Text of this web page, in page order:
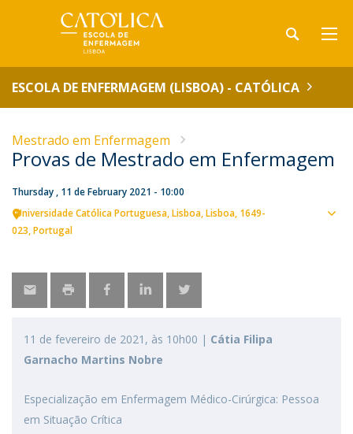
ESCOLA DE ENFERMAGEM (LISBOA) - CATÓLICA
Mestrado em Enfermagem
Provas de Mestrado em Enfermagem
Thursday , 11 de February 2021 - 10:00
Universidade Católica Portuguesa Lisboa Lisboa 1649-
023 Portugal
11 de fevereiro de 2021, às 10h00 | Cátia Filipa
Garnacho Martins Nobre
Especialização em Enfermagem Médico-Cirúrgica: Pessoa
em Situação Crítica